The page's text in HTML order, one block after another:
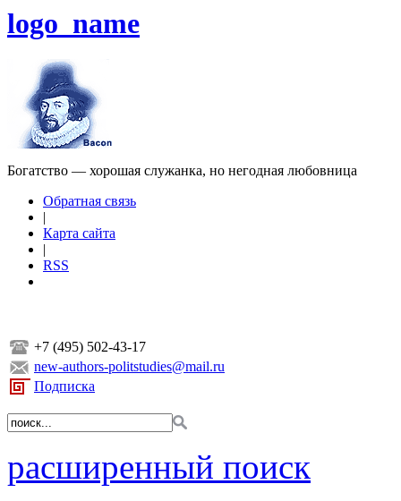
logo_name
Богатство — хорошая служанка, но негодная любовница
Обратная связь
|
Карта сайта
|
RSS
+7 (495) 502-43-17
new-authors-politstudies@mail.ru
Подписка
расширенный поиск